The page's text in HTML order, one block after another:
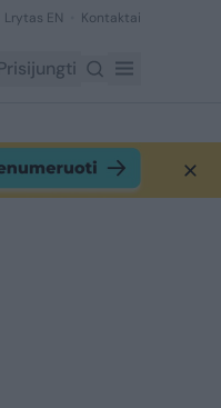
Lrytas EN Kontaktai